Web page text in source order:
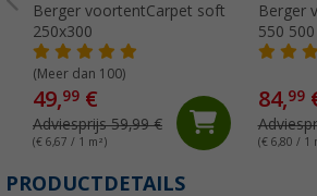
Berger voortentCarpet soft
250x300
(Meer dan 100)
49,99 €
Adviesprijs 59,99 €
(€ 6,67 / 1 m²)
Berger
550
84,99
(€ 6,80 / 1
PRODUCTDETAILS